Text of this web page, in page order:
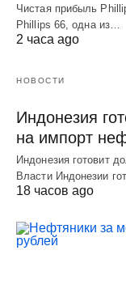
Чистая прибыль
Phillips 66, одна из…
2 часа ago
НОВОСТИ
Индонезия
на импорт
Индонезия готовит
Власти Индонезии
18 часов ago